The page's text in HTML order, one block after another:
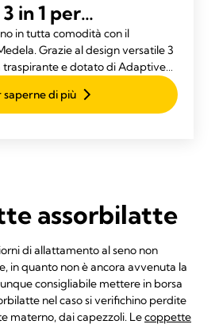
in 1 per
allattamento
in tutta comodità con il
Grazie al design versatile 3
traspirante e dotato di Adaptive
perfetta.
saperne di più
assorbilatte
di allattamento al seno non
in quanto non è ancora avvenuta la
consigliabile mettere in borsa
nel caso si verifichino perdite
materno, dai capezzoli. Lecoppette